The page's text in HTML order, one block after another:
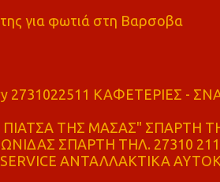
για φωτιά στη Βαρσοβα
2731022511 ΚΑΦΕΤΕΡΙΕΣ -
ΤΗΣ ΜΑΣΑΣ" ΣΠΑΡΤΗ
ΣΠΑΡΤΗ ΤΗΛ. 27310
ΑΝΤΑΛΛΑΚΤΙΚΑ